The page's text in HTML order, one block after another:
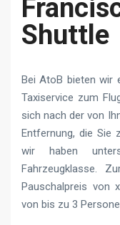
Shuttle
Bei AtoB bieten wir
Taxiservice zum
sich nach der von
Entfernung, die Sie
wir haben
Fahrzeugklasse.
Pauschalpreis von
von bis zu 3